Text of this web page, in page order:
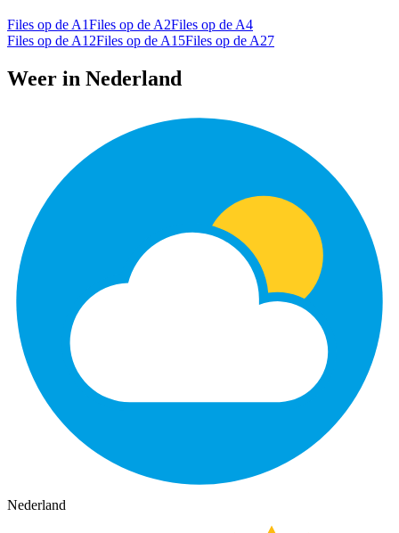
Files op de A1Files op de A2Files op de A4
Files op de A12Files op de A15Files op de A27
Weer in Nederland
Nederland